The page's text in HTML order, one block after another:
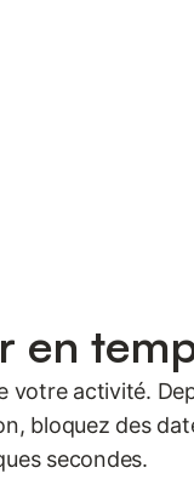
en
votre activité.
bloquez des
secondes.